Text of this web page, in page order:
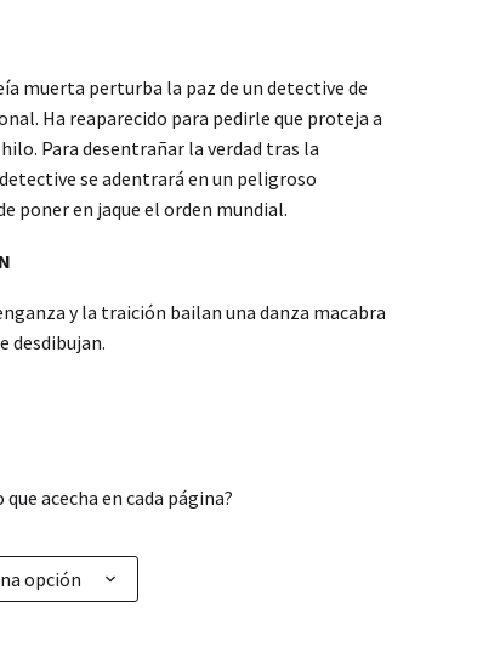
muerta perturba la paz de un detective de
Ha reaparecido para pedirle que proteja a
Para desentrañar la verdad tras la
se adentrará en un peligroso
poner en jaque el orden mundial.
y la traición bailan una danza macabra
desdibujan.
acecha en cada página?
opción